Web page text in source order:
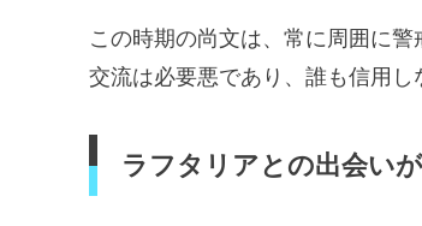
この時期の尚文は、常に周囲に
交流は必要悪であり、誰も信用し
ラフタリアとの出会い